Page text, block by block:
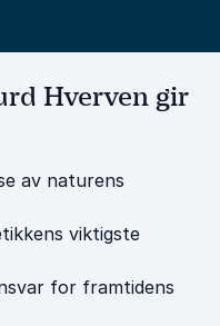
Hverven gir
av naturens
viktigste
for framtidens